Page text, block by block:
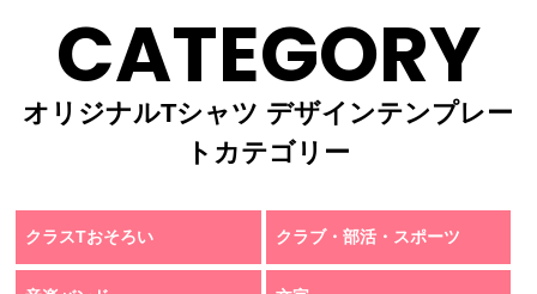
CATEGORY
オリジナルTシャツ デザインテンプレー
トカテゴリー
クラスTおそろい クラブ・部活・スポーツ